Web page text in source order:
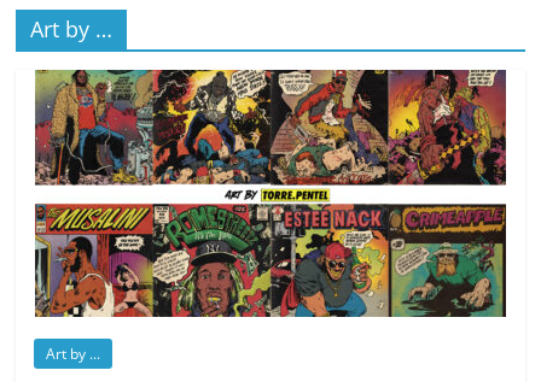
Art by …
Art by ...